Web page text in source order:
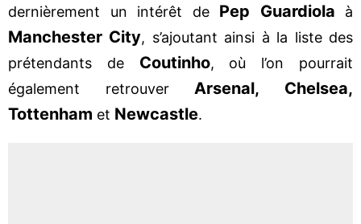
dernièrement un intérêt de Pep Guardiola à
Manchester City, s’ajoutant ainsi à la liste des
prétendants de Coutinho, où l’on pourrait
également retrouver Arsenal, Chelsea,
Tottenham et Newcastle.